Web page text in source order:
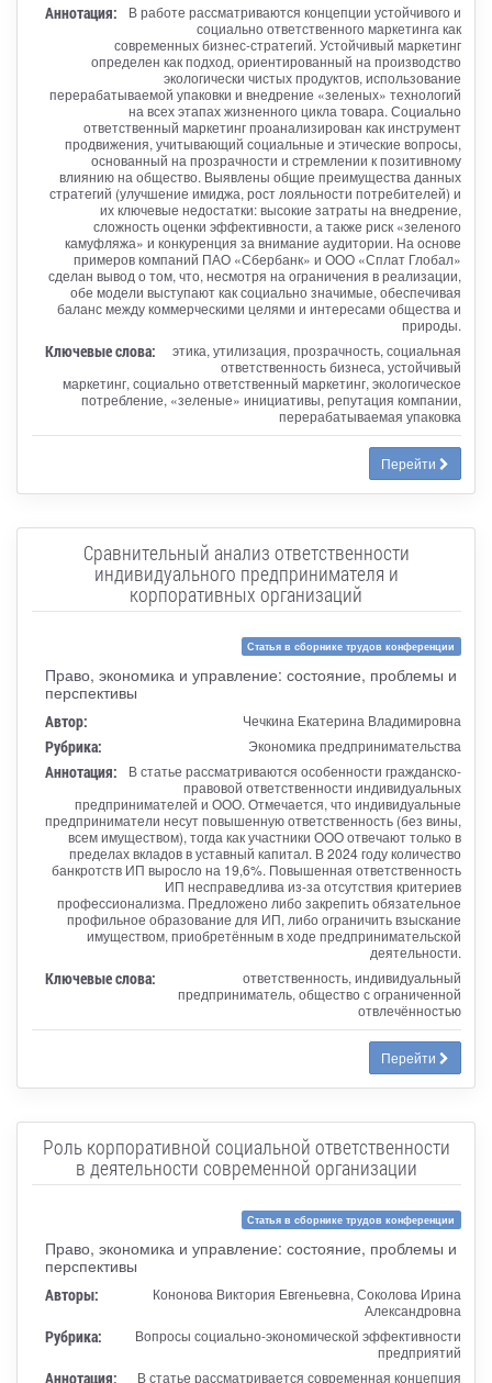
Аннотация:
В работе рассматриваются концепции устойчивого и
социально ответственного маркетинга как
современных бизнес-стратегий. Устойчивый маркетинг
определен как подход, ориентированный на производство
экологически чистых продуктов, использование
перерабатываемой упаковки и внедрение «зеленых» технологий
на всех этапах жизненного цикла товара. Социально
ответственный маркетинг проанализирован как инструмент
продвижения, учитывающий социальные и этические вопросы,
основанный на прозрачности и стремлении к позитивному
влиянию на общество. Выявлены общие преимущества данных
стратегий (улучшение имиджа, рост лояльности потребителей) и
их ключевые недостатки: высокие затраты на внедрение,
сложность оценки эффективности, а также риск «зеленого
камуфляжа» и конкуренция за внимание аудитории. На основе
примеров компаний ПАО «Сбербанк» и ООО «Сплат Глобал»
сделан вывод о том, что, несмотря на ограничения в реализации,
обе модели выступают как социально значимые, обеспечивая
баланс между коммерческими целями и интересами общества и
природы.
Ключевые слова:
этика, утилизация, прозрачность, социальная
ответственность бизнеса, устойчивый
маркетинг, социально ответственный маркетинг, экологическое
потребление, «зеленые» инициативы, репутация компании,
перерабатываемая упаковка
Перейти
Сравнительный анализ ответственности
индивидуального предпринимателя и
корпоративных организаций
Статья в сборнике трудов конференции
Право, экономика и управление: состояние, проблемы и
перспективы
Автор: Чечкина Екатерина Владимировна
Рубрика: Экономика предпринимательства
Аннотация:
В статье рассматриваются особенности гражданско-
правовой ответственности индивидуальных
предпринимателей и ООО. Отмечается, что индивидуальные
предприниматели несут повышенную ответственность (без вины,
всем имуществом), тогда как участники ООО отвечают только в
пределах вкладов в уставный капитал. В 2024 году количество
банкротств ИП выросло на 19,6%. Повышенная ответственность
ИП несправедлива из-за отсутствия критериев
профессионализма. Предложено либо закрепить обязательное
профильное образование для ИП, либо ограничить взыскание
имуществом, приобретённым в ходе предпринимательской
деятельности.
Ключевые слова:
ответственность, индивидуальный
предприниматель, общество с ограниченной
отвлечённостью
Перейти
Роль корпоративной социальной ответственности
в деятельности современной организации
Статья в сборнике трудов конференции
Право, экономика и управление: состояние, проблемы и
перспективы
Авторы:
Кононова Виктория Евгеньевна, Соколова Ирина
Александровна
Рубрика:
Вопросы социально-экономической эффективности
предприятий
Аннотация: В статье рассматривается современная концепция